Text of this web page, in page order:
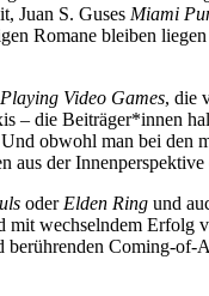
Juan S. Guses Miami
Romane bleiben
Video Games, die
– die Beiträger*innen
obwohl man bei den
aus der
oder Elden Ring und
wechselndem Erfolg
Coming-of-